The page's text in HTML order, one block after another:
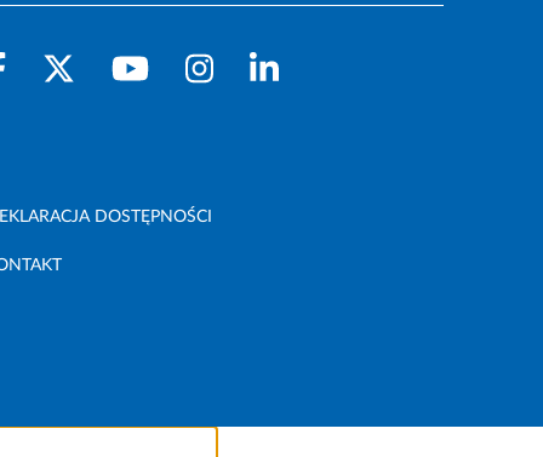
DOSTĘPNOŚCI